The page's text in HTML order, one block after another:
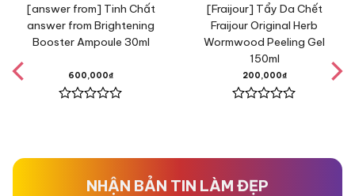
[answer from] Tinh Chất
answer from Brightening
Booster Ampoule 30ml
600,000₫
5
[Fraijour] Tẩy Da Chết
Fraijour Original Herb
Wormwood Peeling Gel
150ml
200,000₫
5
NHẬN BẢN TIN LÀM ĐẸP